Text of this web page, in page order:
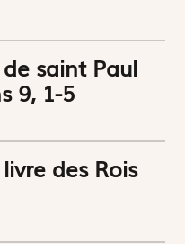
saint Paul
9, 1-5
des Rois